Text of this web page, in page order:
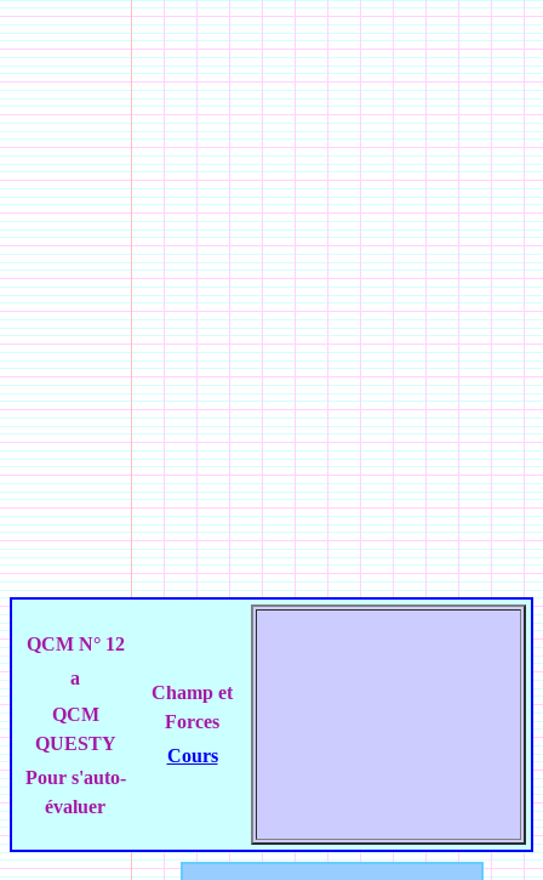
QCMN° 12
a
QCM
QUESTY
Pour s'auto-
évaluer
Champ et
Forces
Cours